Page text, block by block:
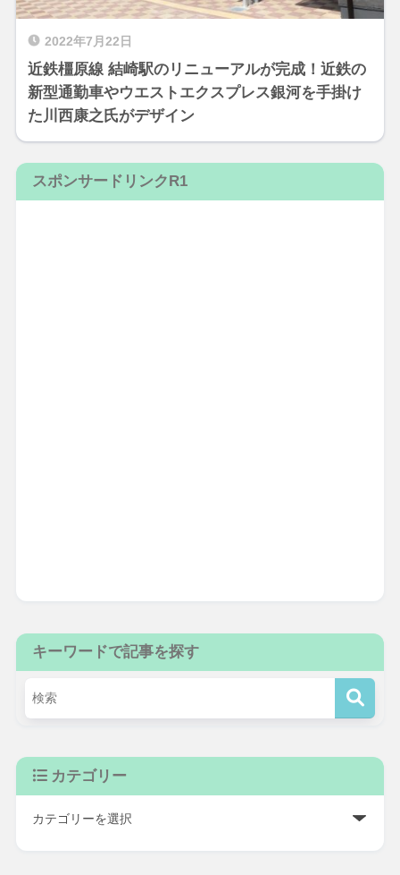
2022年7月22日
近鉄橿原線 結崎駅のリニューアルが完成！近鉄の
新型通勤車やウエストエクスプレス銀河を手掛け
た川西康之氏がデザイン
スポンサードリンクR1
キーワードで記事を探す
カテゴリー